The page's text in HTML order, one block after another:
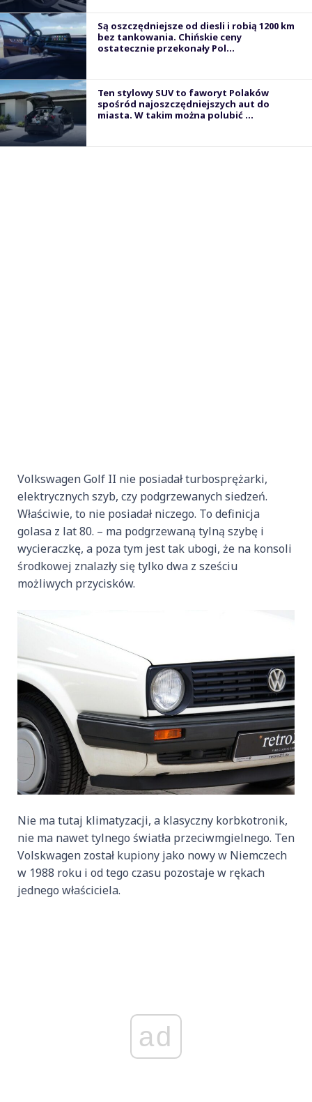
Są oszczędniejsze od diesli i robią 1200 km
bez tankowania. Chińskie ceny
ostatecznie przekonały Pol...
Ten stylowy SUV to faworyt Polaków
spośród najoszczędniejszych aut do
miasta. W takim można polubić ...
Volkswagen Golf II nie posiadał turbosprężarki,
elektrycznych szyb, czy podgrzewanych siedzeń.
Właściwie, to nie posiadał niczego. To definicja
golasa z lat 80. – ma podgrzewaną tylną szybę i
wycieraczkę, a poza tym jest tak ubogi, że na konsoli
środkowej znalazły się tylko dwa z sześciu
możliwych przycisków.
Nie ma tutaj klimatyzacji, a klasyczny korbkotronik,
nie ma nawet tylnego światła przeciwmgielnego. Ten
Volskwagen został kupiony jako nowy w Niemczech
w 1988 roku i od tego czasu pozostaje w rękach
jednego właściciela.
ad